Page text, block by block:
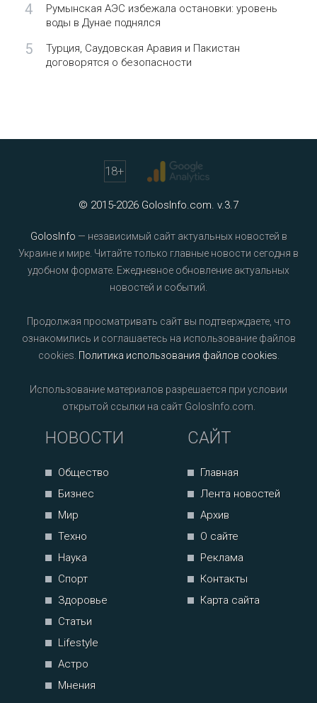
4
Румынская АЭС избежала остановки: уровень
воды в Дунае поднялся
5
Турция, Саудовская Аравия и Пакистан
договорятся о безопасности
18+
© 2015-2026 GolosInfo.com. v.3.7
GolosInfo — независимый сайт актуальных новостей в
Украине и мире. Читайте только главные новости сегодня в
удобном формате. Ежедневное обновление актуальных
новостей и событий.
Продолжая просматривать сайт вы подтверждаете, что
ознакомились и соглашаетесь на использование файлов
cookies. Политика использования файлов cookies
Использование материалов разрешается при условии
открытой ссылки на сайт GolosInfo.com.
НОВОСТИ
Общество
Бизнес
Мир
Техно
Наука
Спорт
Здоровье
Статьи
Lifestyle
Астро
Мнения
САЙТ
Главная
Лента новостей
Архив
О сайте
Реклама
Контакты
Карта сайта